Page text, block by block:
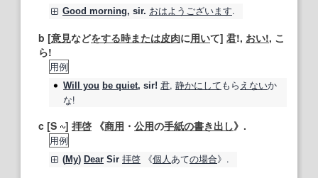
Good morning, sir. おはようございます.
b [意見などをする時または皮肉に用いて] 君!, おい!, こ
ら!
用例
Will you be quiet, sir! 君, 静かにしてもら えないか
な!
c [S ] 拝啓 《商用 ・ 公用の手紙の書き出し》.
用例
(My) Dear Sir 拝啓 《個人あての場合》.